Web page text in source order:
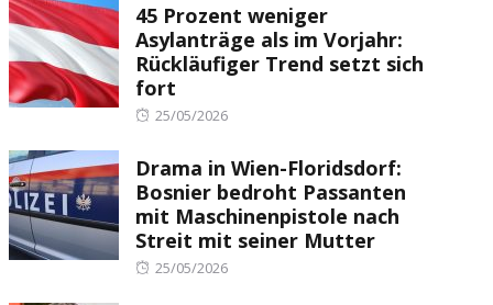
45 Prozent weniger
Asylanträge als im Vorjahr:
Rückläufiger Trend setzt sich
fort
Posted
25/05/2026
Drama in Wien-Floridsdorf:
Bosnier bedroht Passanten
mit Maschinenpistole nach
Streit mit seiner Mutter
Posted
25/05/2026